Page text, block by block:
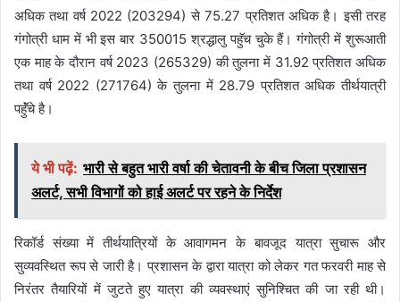
अधिक तथा वर्ष 2022 (203294) से 75.27 प्रतिशत अधिक है। इसी तरह
गंगोत्री धाम में भी इस बार 350015 श्रद्धालु पहॅुच चुके हैं। गंगोत्री में शुरूआती
एक माह के दौरान वर्ष 2023 (265329) की तुलना में 31.92 प्रतिशत अधिक
तथा वर्ष 2022 (271764) के तुलना में 28.79 प्रतिशत अधिक तीर्थयात्री
पहॅॅुंचे है।
ये भी पढ़ें: भारी से बहुत भारी वर्षा की चेतावनी के बीच जिला प्रशासन
अलर्ट, सभी विभागों को हाई अलर्ट पर रहने के निर्देश
रिकॉर्ड संख्या में तीर्थयात्रियों के आवागमन के बावजूद यात्रा सुचारू और
सुव्यवस्थित रूप से जारी है। प्रशासन के द्वारा यात्रा को लेकर गत फरवरी माह से
निरंतर तैयारियों में जुटते हुए यात्रा की व्यवस्थाएं सुनिश्चित की जा रही थी।